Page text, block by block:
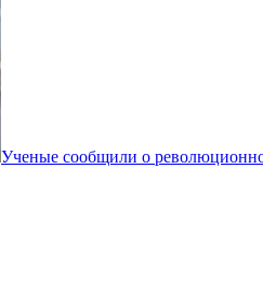
Ученые сообщили о